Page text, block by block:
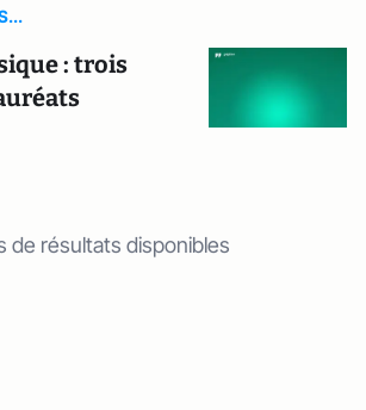
: trois
de résultats disponibles